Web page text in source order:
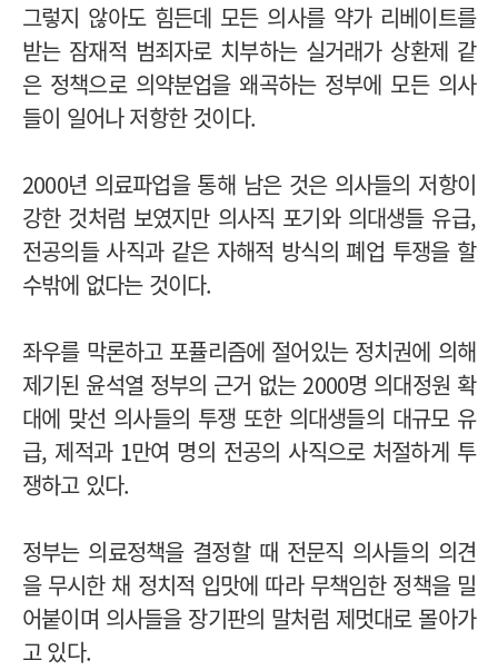
그렇지 않아도 힘든데 모든 의사를 약가 리베이트를
받는 잠재적 범죄자로 치부하는 실거래가 상환제 같
은 정책으로 의약분업을 왜곡하는 정부에 모든 의사
들이 일어나 저항한 것이다.
2000년 의료파업을 통해 남은 것은 의사들의 저항이
강한 것처럼 보였지만 의사직 포기와 의대생들 유급,
전공의들 사직과 같은 자해적 방식의 폐업 투쟁을 할
수밖에 없다는 것이다.
좌우를 막론하고 포퓰리즘에 절어있는 정치권에 의해
제기된 윤석열 정부의 근거 없는 2000명 의대정원 확
대에 맞선 의사들의 투쟁 또한 의대생들의 대규모 유
급, 제적과 1만여 명의 전공의 사직으로 처절하게 투
쟁하고 있다.
정부는 의료정책을 결정할 때 전문직 의사들의 의견
을 무시한 채 정치적 입맛에 따라 무책임한 정책을 밀
어붙이며 의사들을 장기판의 말처럼 제멋대로 몰아가
고 있다.